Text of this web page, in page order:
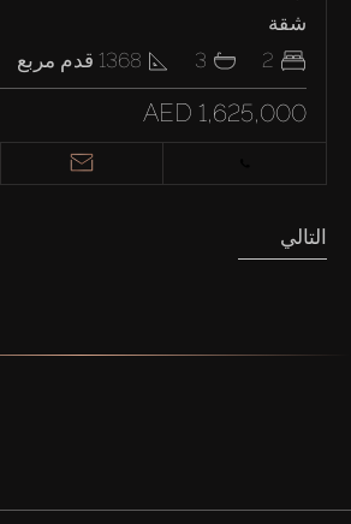
شقة
2
3
1368 قدم مربع
AED 1,625,000
التالي